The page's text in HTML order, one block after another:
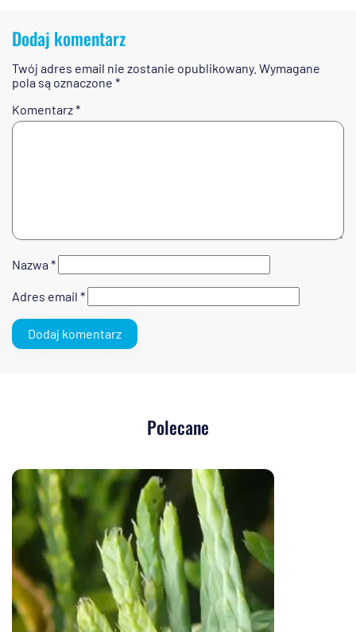
Dodaj komentarz
Twój adres email nie zostanie opublikowany. Wymagane
pola są oznaczone *
Komentarz*
Nazwa *
Adres email *
Polecane